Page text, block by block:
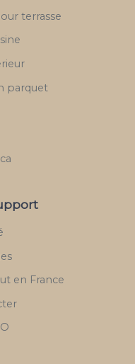
terrasse
parquet
en France